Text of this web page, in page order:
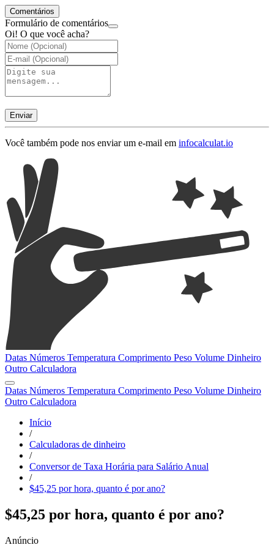
Comentários
Formulário de comentários
Oi! O que você acha?
Enviar
Você também pode nos enviar um e-mail em infocalculat.io
Datas Números Temperatura Comprimento Peso Volume Dinheiro
Outro Calculadora
Datas Números Temperatura Comprimento Peso Volume Dinheiro
Outro Calculadora
Início
/
Calculadoras de dinheiro
/
Conversor de Taxa Horária para Salário Anual
/
$45,25 por hora, quanto é por ano?
$45,25 por hora, quanto é por ano?